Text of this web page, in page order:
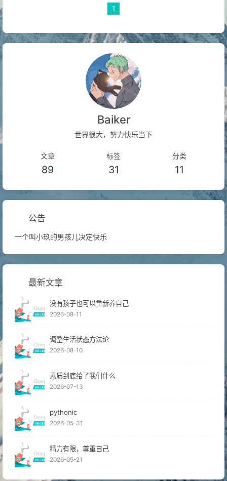
1
Baiker
世界很大，努力快乐当下
文章
89
标签
31
分类
11
公告
一个叫小玖的男孩儿决定快乐
最新文章
没有孩子也可以重新养自己
2026-08-11
调整生活状态方法论
2026-08-10
素质到底给了我们什么
2026-07-13
pythonic
2026-05-31
精力有限，尊重自己
2026-05-21